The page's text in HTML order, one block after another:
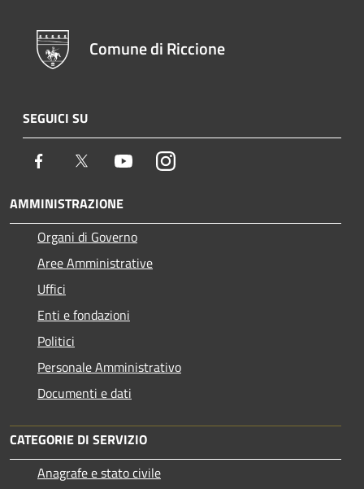
Comune di Riccione
SEGUICI SU
Facebook Twitter YoutubeInstagram
AMMINISTRAZIONE
Organi di Governo
Aree Amministrative
Uffici
Enti e fondazioni
Politici
Personale Amministrativo
Documenti e dati
CATEGORIE DI SERVIZIO
Anagrafe e stato civile